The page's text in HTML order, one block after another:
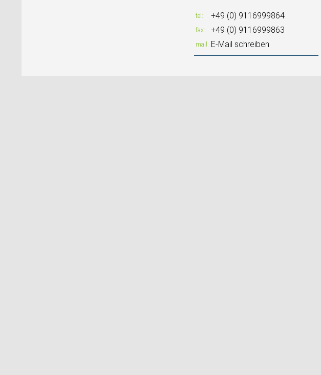
tel +49 (0) 9116999864
fax +49 (0) 9116999863
mail E-Mail schreiben